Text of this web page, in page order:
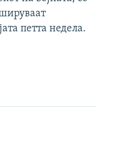
петта недела.